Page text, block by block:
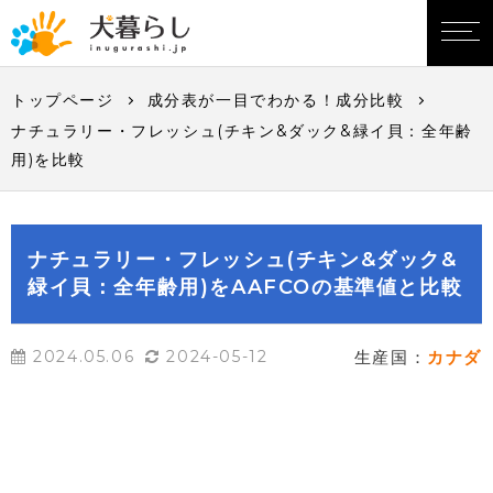
トップページ
成分表が一目でわかる！成分比較
ナチュラリー・フレッシュ(チキン&ダック&緑イ貝：全年齢
用)を比較
ナチュラリー・フレッシュ(チキン&ダック&
緑イ貝：全年齢用)をAAFCOの基準値と比較
2024.05.06 2024-05-12 生産国： カナダ